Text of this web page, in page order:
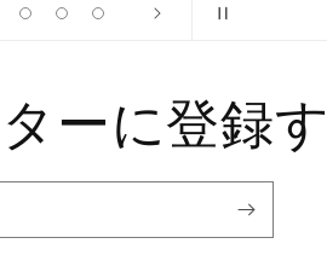
ーに登録